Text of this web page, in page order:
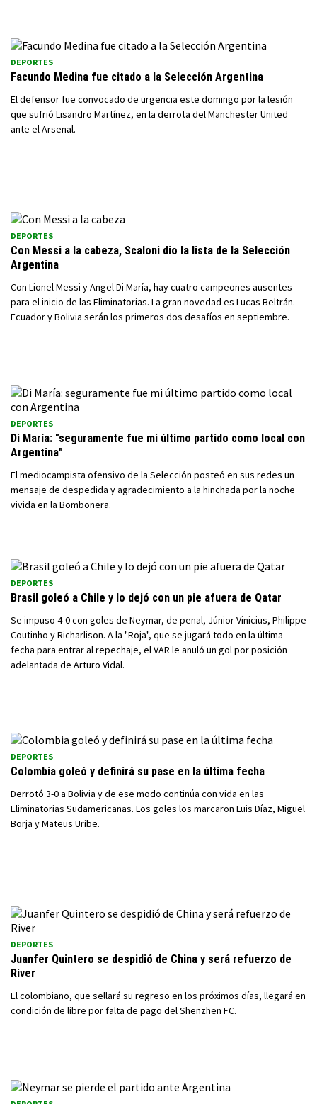
DEPORTES
Facundo Medina fue citado a la Selección Argentina
El defensor fue convocado de urgencia este domingo por la lesión
que sufrió Lisandro Martínez, en la derrota del Manchester United
ante el Arsenal.
DEPORTES
Con Messi a la cabeza, Scaloni dio la lista de la Selección
Argentina
Con Lionel Messi y Angel Di María, hay cuatro campeones ausentes
para el inicio de las Eliminatorias. La gran novedad es Lucas Beltrán.
Ecuador y Bolivia serán los primeros dos desafíos en septiembre.
DEPORTES
Di María: "seguramente fue mi último partido como local con
Argentina"
El mediocampista ofensivo de la Selección posteó en sus redes un
mensaje de despedida y agradecimiento a la hinchada por la noche
vivida en la Bombonera.
DEPORTES
Brasil goleó a Chile y lo dejó con un pie afuera de Qatar
Se impuso 4-0 con goles de Neymar, de penal, Júnior Vinicius, Philippe
Coutinho y Richarlison. A la "Roja", que se jugará todo en la última
fecha para entrar al repechaje, el VAR le anuló un gol por posición
adelantada de Arturo Vidal.
DEPORTES
Colombia goleó y definirá su pase en la última fecha
Derrotó 3-0 a Bolivia y de ese modo continúa con vida en las
Eliminatorias Sudamericanas. Los goles los marcaron Luis Díaz, Miguel
Borja y Mateus Uribe.
DEPORTES
Juanfer Quintero se despidió de China y será refuerzo de
River
El colombiano, que sellará su regreso en los próximos días, llegará en
condición de libre por falta de pago del Shenzhen FC.